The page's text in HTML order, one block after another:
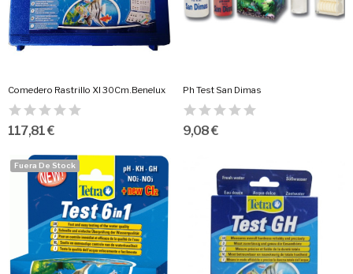
Comedero Rastrillo Xl 30Cm.Benelux
117,81 €
Ph Test San Dimas
9,08 €
Fuera De Stock